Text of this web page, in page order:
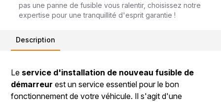
pas une panne de fusible vous ralentir, choisissez notre
expertise pour une tranquillité d'esprit garantie !
Description
Le service d'installation de nouveau fusible de
démarreur est un service essentiel pour le bon
fonctionnement de votre véhicule. Il s'agit d'une